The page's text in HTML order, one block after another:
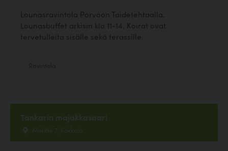
Lounasravintola Porvoon Taidetehtaalla.
Lounasbuffet arkisin klo 11-14. Koirat ovat
tervetulleita sisälle sekä terassille.
Tankarin majakkasaari
Meritie 7, Kokkola